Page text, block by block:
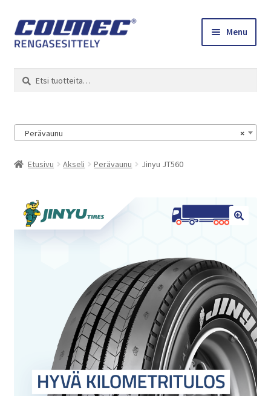
Skip
to
Skip
to
Menu
Colmec
0 tuotetta tarjouspyynnössä
Etsi:
Haku
×
Perävaunu
Etusivu Akseli Perävaunu Jinyu JT560